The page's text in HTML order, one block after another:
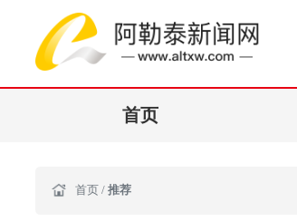
首页
首页 / 推荐